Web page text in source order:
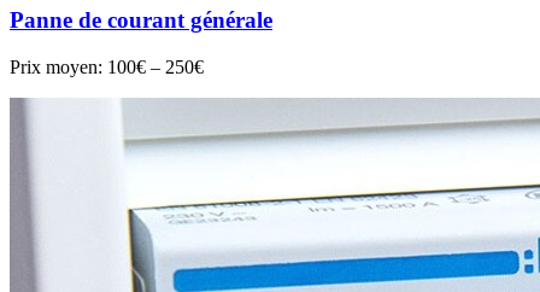
Panne de courant générale
Prix moyen: 100€ – 250€